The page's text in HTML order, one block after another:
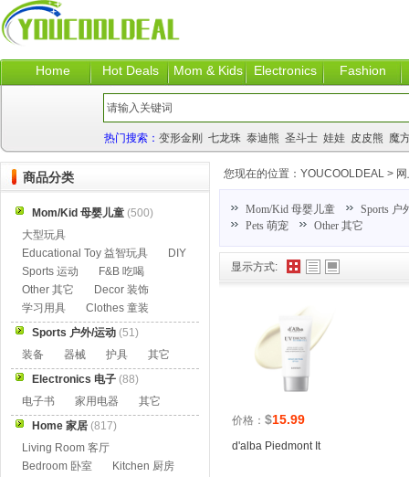
Home Hot Deals Mom & Kids Electronics Fashion
热门搜索： 变形金刚 七龙珠 泰迪熊 圣斗士 娃娃 皮皮熊 魔
显示方式:
价格： $15.99
d'alba Piedmont It
您现在的位置： YOUCOOLDEAL >
Mom/Kid 母婴儿童
Sports 户
Pets 萌宠
Other 其它
商品分类
Mom/Kid 母婴儿童 (500)
大型玩具
Educational Toy 益智玩具
DIY
Sports 运动
F&B 吃喝
Other 其它
Decor 装饰
学习用具
Clothes 童装
Sports 户外/运动 (51)
装备
器械 护具
其它
Electronics 电子 (88)
电子书
家用电器
其它
Home 家居 (817)
Living Room 客厅
Bedroom 卧室
Kitchen 厨房